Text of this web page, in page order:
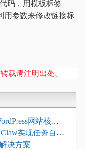
码，用模板标签
用参数来修改链接标
载请注明出处。
网站核心
实现任务自动
决方案